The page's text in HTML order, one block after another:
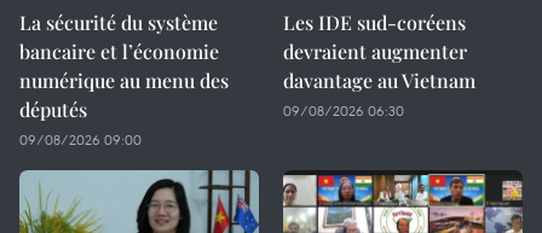
La sécurité du système
bancaire et l’économie
numérique au menu des
députés
09/08/2026 09:00
Les IDE sud-coréens
devraient augmenter
davantage au Vietnam
09/08/2026 06:30